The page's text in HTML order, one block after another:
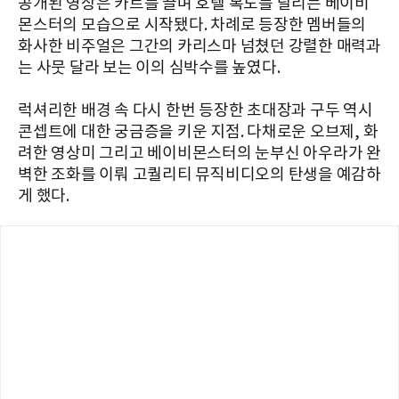
공개된 영상은 카트를 끌며 호텔 복도를 달리는 베이비
몬스터의 모습으로 시작됐다. 차례로 등장한 멤버들의
화사한 비주얼은 그간의 카리스마 넘쳤던 강렬한 매력과
는 사뭇 달라 보는 이의 심박수를 높였다.
럭셔리한 배경 속 다시 한번 등장한 초대장과 구두 역시
콘셉트에 대한 궁금증을 키운 지점. 다채로운 오브제, 화
려한 영상미 그리고 베이비몬스터의 눈부신 아우라가 완
벽한 조화를 이뤄 고퀄리티 뮤직비디오의 탄생을 예감하
게 했다.